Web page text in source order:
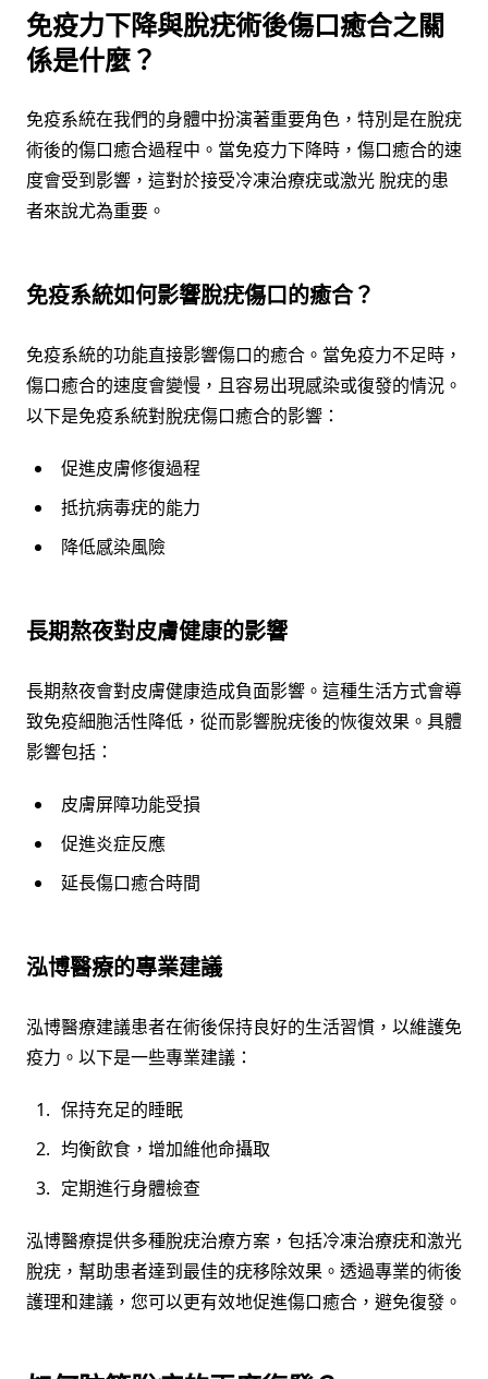
免疫力下降與脫疣術後傷口癒合之關
係是什麼？
免疫系統在我們的身體中扮演著重要角色，特別是在脫疣
術後的傷口癒合過程中。當免疫力下降時，傷口癒合的速
度會受到影響，這對於接受冷凍治療疣或激光 脫疣的患
者來說尤為重要。
免疫系統如何影響脫疣傷口的癒合？
免疫系統的功能直接影響傷口的癒合。當免疫力不足時，
傷口癒合的速度會變慢，且容易出現感染或復發的情況。
以下是免疫系統對脫疣傷口癒合的影響：
促進皮膚修復過程
抵抗病毒疣的能力
降低感染風險
長期熬夜對皮膚健康的影響
長期熬夜會對皮膚健康造成負面影響。這種生活方式會導
致免疫細胞活性降低，從而影響脫疣後的恢復效果。具體
影響包括：
皮膚屏障功能受損
促進炎症反應
延長傷口癒合時間
泓博醫療的專業建議
泓博醫療建議患者在術後保持良好的生活習慣，以維護免
疫力。以下是一些專業建議：
保持充足的睡眠
均衡飲食，增加維他命攝取
定期進行身體檢查
泓博醫療提供多種脫疣治療方案，包括冷凍治療疣和激光
脫疣，幫助患者達到最佳的疣移除效果。透過專業的術後
護理和建議，您可以更有效地促進傷口癒合，避免復發。